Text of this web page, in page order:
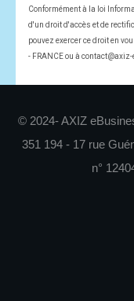
Conformément à la loi
d'un droit d'accès et de
pouvez exercer ce droit en
- FRANCE ou à
© 2024- AXIZ
351 194 - 17 rue
n°